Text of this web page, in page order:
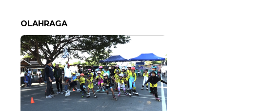
OLAHRAGA